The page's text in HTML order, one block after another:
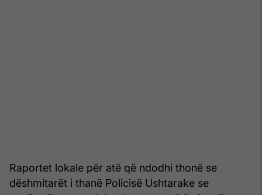
Raportet lokale për atë që ndodhi thonë se
dëshmitarët i thanë Policisë Ushtarake se